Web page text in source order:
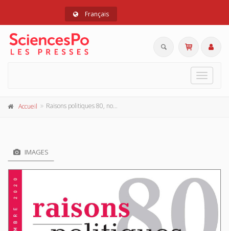
Français
Toggle
Accueil Raisons politiques 80, novembre 2020
IMAGES